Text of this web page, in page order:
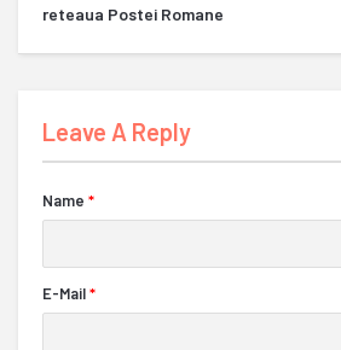
reteaua Postei Romane
Leave A Reply
Name *
E-Mail*